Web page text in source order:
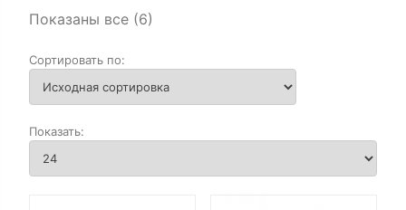
Показаны все (6)